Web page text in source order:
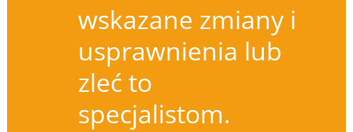
wskazane zmiany i
usprawnienia lub
zleć to
specjalistom.